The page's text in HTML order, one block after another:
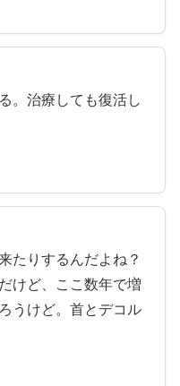
。治療しても復活し
たりするんだよね？
けど、ここ数年で増
うけど。首とデコル